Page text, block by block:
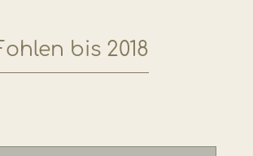
bis 2018